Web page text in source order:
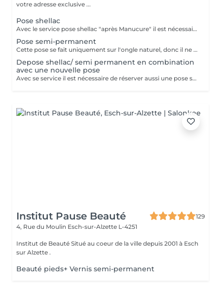
votre adresse exclusive ...
Pose shellac
Avec le service pose shellac "après Manucure" il est nécessaire de réserver aussi le service "Manucure"! Dans le service Standart le nettoyage des cuticules est compris.
Pose semi-permanent
Cette pose se fait uniquement sur l'ongle naturel, donc il ne faut pas avoir déjà un semi-permanent sur les ongles. Si vous avez un semi-permanent sur vos ongles il faut choisir le service 'Pose semi-permanent avec dépose'.
Depose shellac/ semi permanent en combination
avec une nouvelle pose
Avec se service il est nécessaire de réserver aussi une pose shellac ou une pose semi-permanent
Institut Pause Beauté
129
4, Rue du Moulin Esch-sur-Alzette L-4251
Institut de Beauté Situé au coeur de la ville depuis 2001 à Esch
sur Alzette .
Beauté pieds+ Vernis semi-permanent